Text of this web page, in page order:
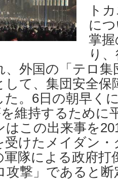
ト
に
掌
り
、外国の「テロ
して、集団安全保
た。6日の朝早く
維持するために
はこの出来事を
受けたメイダン
軍隊による政府
攻撃」であると断